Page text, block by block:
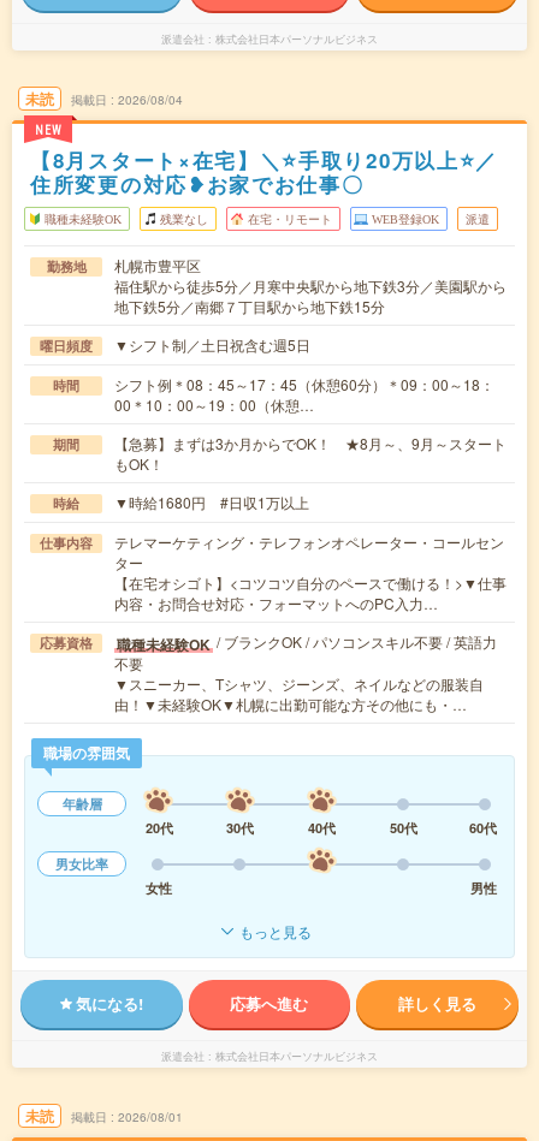
派遣会社 株式会社日本パーソナルビジネス
未読
NEW
掲載日 2026/08/04
【8月スタート×在宅】＼⭐手取り20万以上⭐／
住所変更の対応❥お家でお仕事〇
職種未経験OK 残業なし 在宅・リモート WEB登録OK 派遣
勤務地
札幌市豊平区
福住駅から徒歩5分／月寒中央駅から地下鉄3分／美園駅から
地下鉄5分／南郷７丁目駅から地下鉄15分
曜日頻度 ▼シフト制／土日祝含む週5日
時間
シフト例＊08：45～17：45（休憩60分）＊09：00～18：
00＊10：00～19：00（休憩…
期間
【急募】まずは3か月からでOK！ ★8月～、9月～スタート
もOK！
時給 ▼時給1680円 #日収1万以上
仕事内容
テレマーケティング・テレフォンオペレーター・コールセン
ター
【在宅オシゴト】<コツコツ自分のペースで働ける！>▼仕事
内容・お問合せ対応・フォーマットへのPC入力…
応募資格 職種未経験OK / ブランクOK / パソコンスキル不要 / 英語力
不要
▼スニーカー、Tシャツ、ジーンズ、ネイルなどの服装自
由！▼未経験OK▼札幌に出勤可能な方その他にも・…
職場の雰囲気
年齢層
20代
30代 40代 50代
60代
男女比率
女性
男性
もっと見る
気になる! 応募へ進む 詳しく見る
派遣会社 株式会社日本パーソナルビジネス
未読 掲載日 2026/08/01